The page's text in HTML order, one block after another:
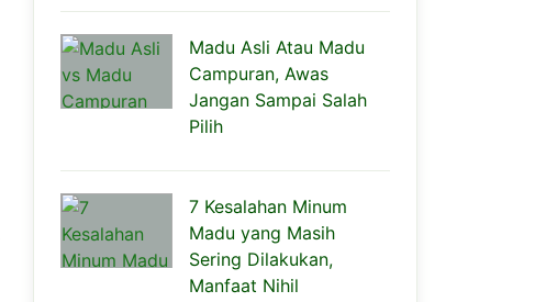
Madu Asli Atau Madu
Campuran, Awas
Jangan Sampai Salah
Pilih
7 Kesalahan Minum
Madu yang Masih
Sering Dilakukan,
Manfaat Nihil